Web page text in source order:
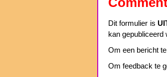
Dit formulier is
kan gepubliceerd
Om een bericht
Om feedback te